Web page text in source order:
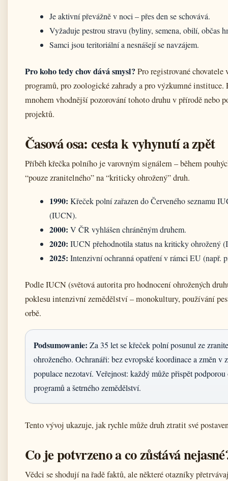
Je aktivní převážně v noci – přes den se schovává.
Vyžaduje pestrou stravu (byliny, semena, obilí, občas
Samci jsou teritoriální a nesnášejí se navzájem.
Pro koho tedy chov dává smysl?Pro registrované chovatele
programů, pro zoologické zahrady a pro výzkumné instituce.
mnohem vhodnější pozorování tohoto druhu v přírodě nebo
projektů.
Časová osa: cesta k vyhynutí a zpět
Příběh křečka polního je varovným signálem – během
“pouze zranitelného” na “kriticky ohrožený” druh.
1990: Křeček polní zařazen do Červeného seznamu
(IUCN).
2000: V ČR vyhlášen chráněným druhem.
2020: IUCN přehodnotila status na kriticky ohrožený
2025: Intenzivní ochranná opatření v rámci EU (např.
Podle IUCN (světová autorita pro hodnocení ohrožených
poklesu intenzivní zemědělství – monokultury, používání
orbě.
Podsumowanie: Za 35 let se křeček polní posunul ze
ohroženého. Ochranáři: bez evropské koordinace a změn v
populace nezotaví. Veřejnost: každý může přispět podporou
programů a šetrného zemědělství.
Tento vývoj ukazuje, jak rychle může druh ztratit své
Co je potvrzeno a co zůstává
Vědci se shodují na řadě faktů, ale některé otazníky